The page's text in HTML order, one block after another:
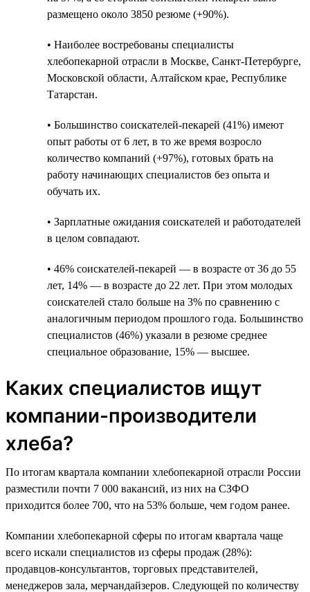
размещено около 3850 резюме (+90%).
• Наиболее востребованы специалисты
хлебопекарной отрасли в Москве, Санкт-Петербурге,
Московской области, Алтайском крае, Республике
Татарстан.
• Большинство соискателей-пекарей (41%) имеют
опыт работы от 6 лет, в то же время возросло
количество компаний (+97%), готовых брать на
работу начинающих специалистов без опыта и
обучать их.
• Зарплатные ожидания соискателей и работодателей
в целом совпадают.
• 46% соискателей-пекарей — в возрасте от 36 до 55
лет, 14% — в возрасте до 22 лет. При этом молодых
соискателей стало больше на 3% по сравнению с
аналогичным периодом прошлого года. Большинство
специалистов (46%) указали в резюме среднее
специальное образование, 15% — высшее.
Каких специалистов ищут
компании-производители
хлеба?
По итогам квартала компании хлебопекарной отрасли России
разместили почти 7 000 вакансий, из них на СЗФО
приходится более 700, что на 53% больше, чем годом ранее.
Компании хлебопекарной сферы по итогам квартала чаще
всего искали специалистов из сферы продаж (28%):
продавцов-консультантов, торговых представителей,
менеджеров зала, мерчандайзеров. Следующей по количеству